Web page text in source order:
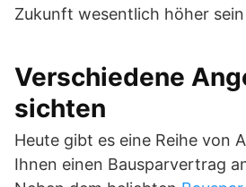
Zukunft wesentlich höher
Verschiedene
sichten
Heute gibt es eine Reihe von
Ihnen einen Bausparvertrag